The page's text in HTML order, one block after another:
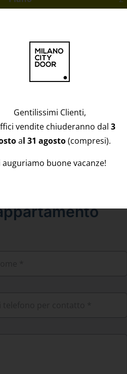
Edificio
Data consegna 12/2026
Gentilissimi Clienti,
vendite chiuderanno dal 3
al 31 agosto(compresi).
auguriamo buone vacanze!